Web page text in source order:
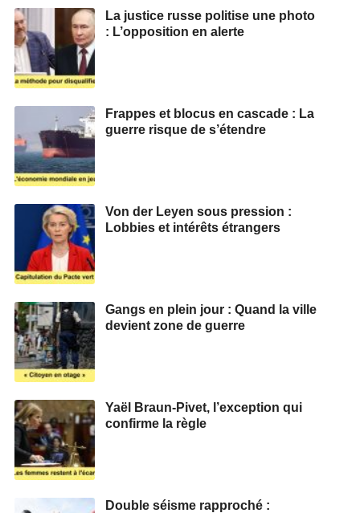
La justice russe politise une photo
: L’opposition en alerte
Frappes et blocus en cascade : La
guerre risque de s’étendre
Von der Leyen sous pression :
Lobbies et intérêts étrangers
Gangs en plein jour : Quand la ville
devient zone de guerre
Yaël Braun-Pivet, l’exception qui
confirme la règle
Double séisme rapproché :